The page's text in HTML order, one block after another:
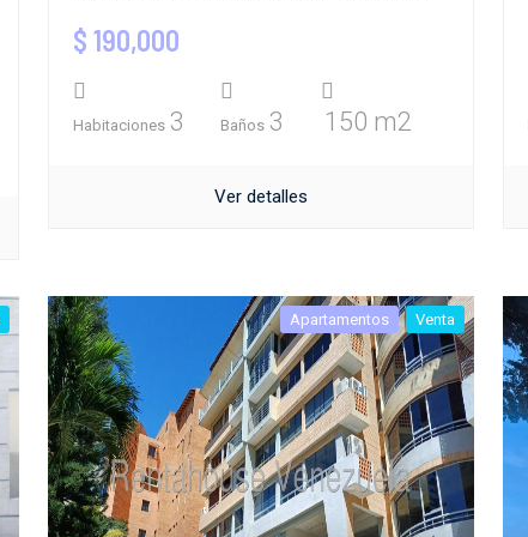
$ 190,000
Habitaciones 3 Baños 3 150 m2
Ver detalles
Apartamentos Venta